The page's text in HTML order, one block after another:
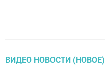
ВИДЕО НОВОСТИ (НОВОЕ)